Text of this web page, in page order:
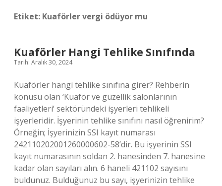
Etiket: Kuaförler vergi ödüyor mu
Kuaförler Hangi Tehlike Sınıfında
Tarih: Aralık 30, 2024
Kuaförler hangi tehlike sınıfına girer? Rehberin
konusu olan ‘Kuaför ve güzellik salonlarının
faaliyetleri’ sektöründeki işyerleri tehlikeli
işyerleridir. İşyerinin tehlike sınıfını nasıl öğrenirim?
Örneğin; İşyerinizin SSI kayıt numarası
242110202001260000602-58’dir. Bu işyerinin SSI
kayıt numarasının soldan 2. hanesinden 7. hanesine
kadar olan sayıları alın. 6 haneli 421102 sayısını
buldunuz. Bulduğunuz bu sayı, işyerinizin tehlike